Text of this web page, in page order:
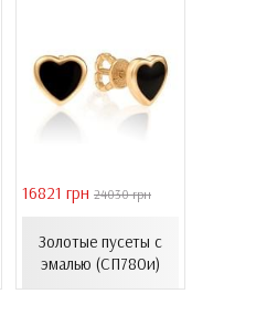
16821 грн 24030 грн
Золотые пусеты с
эмалью (СП780и)